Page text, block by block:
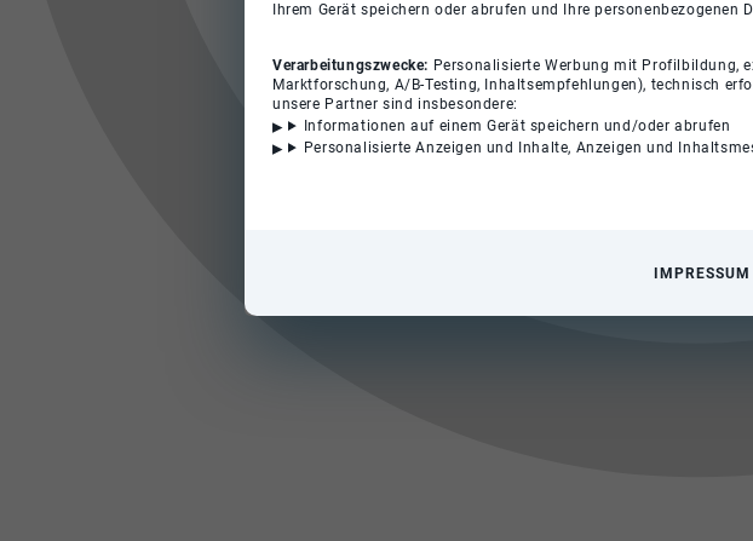
Ihrem Gerät speichern oder abrufen und Ihre personenbezogenen
Verarbeitungszwecke: Personalisierte Werbung mit Profilbildung,
Marktforschung, A/B-Testing, Inhaltsempfehlungen), technisch
unsere Partner sind insbesondere:
Informationen auf einem Gerät speichern und/oder abrufen
Personalisierte Anzeigen und Inhalte, Anzeigen und
IMPRESSUM